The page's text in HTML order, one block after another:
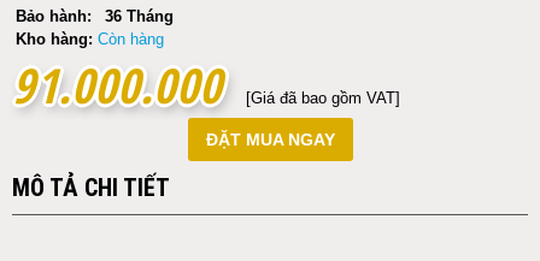
Bảo hành:
36 Tháng
Kho hàng: Còn hàng
91.000.000
91.000.000 [Giá đã bao gồm VAT]
ĐẶT MUA NGAY
MÔ TẢ CHI TIẾT